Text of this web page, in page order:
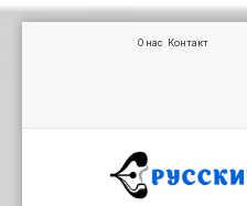
О нас Контакт